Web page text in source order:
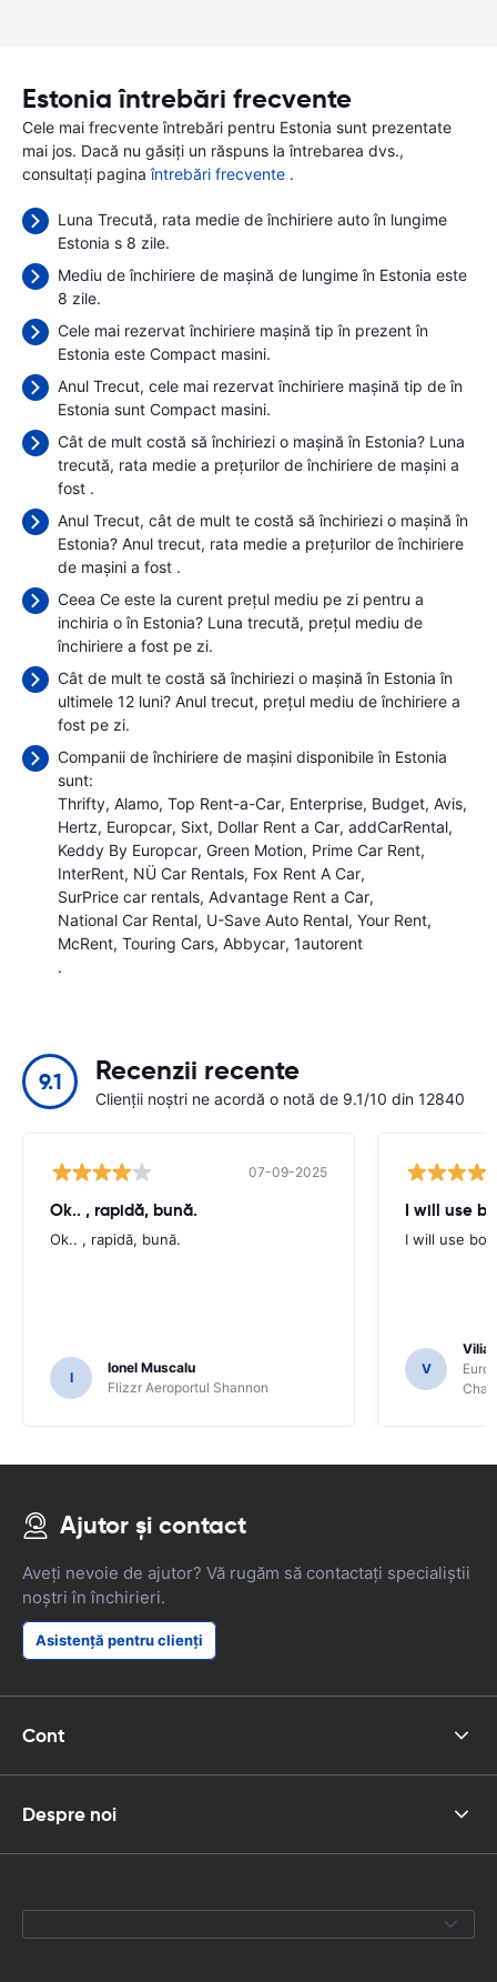
Estonia întrebări frecvente
Cele mai frecvente întrebări pentru Estonia sunt prezentate
mai jos. Dacă nu găsiți un răspuns la întrebarea dvs.,
consultați paginaîntrebări frecvente .
Luna Trecută, rata medie de închiriere auto în lungime
Estonia s 8 zile.
Mediu de închiriere de mașină de lungime în Estonia este
8 zile.
Cele mai rezervat închiriere mașină tip în prezent în
Estonia este Compact masini.
Anul Trecut, cele mai rezervat închiriere mașină tip de în
Estonia sunt Compact masini.
Cât de mult costă să închiriezi o mașină în Estonia? Luna
trecută, rata medie a prețurilor de închiriere de mașini a
fost .
Anul Trecut, cât de mult te costă să închiriezi o mașină în
Estonia? Anul trecut, rata medie a prețurilor de închiriere
de mașini a fost .
Ceea Ce este la curent prețul mediu pe zi pentru a
inchiria o în Estonia? Luna trecută, prețul mediu de
închiriere a fost pe zi.
Cât de mult te costă să închiriezi o mașină în Estonia în
ultimele 12 luni? Anul trecut, prețul mediu de închiriere a
fost pe zi.
Companii de închiriere de mașini disponibile în Estonia
sunt:
Thrifty Alamo Top Rent-a-Car Enterprise Budget Avis
Hertz Europcar Sixt Dollar Rent a Car addCarRental
Keddy By Europcar Green Motion Prime Car Rent
InterRent NÜ Car Rentals Fox Rent A Car
SurPrice car rentals Advantage Rent a Car
National Car Rental U-Save Auto Rental Your Rent
McRent Touring Cars Abbycar 1autorent
.
9.1 Recenzii recente
Clienții noștri ne acordă o notă de 9.1/10 din 12840
07-09-2025
Ok.. , rapidă, bună.
Ok.. , rapidă, bună.
I
Ionel Muscalu
Flizzr Aeroportul Shannon
I will use
I will use
V
Ajutor și contact
Aveți nevoie de ajutor? Vă rugăm să contactați specialiștii
noștri în închirieri.
Asistență pentru clienți
Cont
Despre noi